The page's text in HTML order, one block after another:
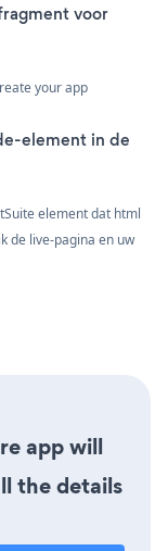
voor
your app
element in de
element dat html
de live-pagina en uw
app will
the details